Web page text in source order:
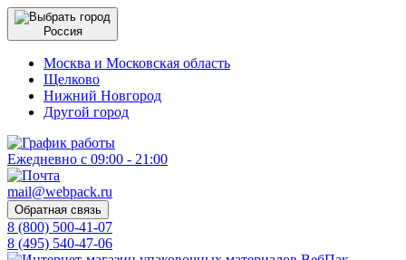
Россия
Москва и Московская область
Щелково
Нижний Новгород
Другой город
Ежедневно с 09:00 - 21:00
mail@webpack.ru
Обратная связь
8 (800) 500-41-07
8 (495) 540-47-06